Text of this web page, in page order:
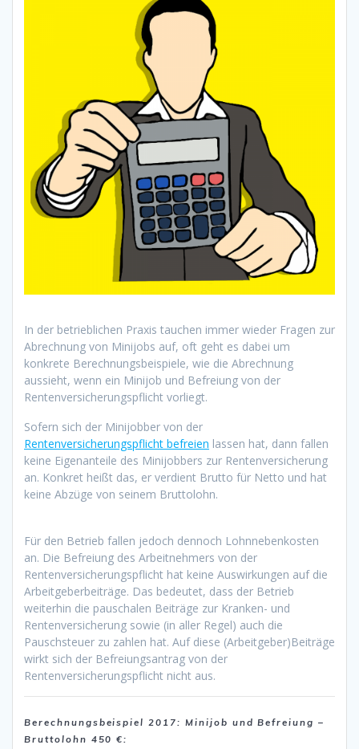
In der betrieblichen Praxis tauchen immer wieder Fragen zur
Abrechnung von Minijobs auf, oft geht es dabei um
konkrete Berechnungsbeispiele, wie die Abrechnung
aussieht, wenn ein Minijob und Befreiung von der
Rentenversicherungspflicht vorliegt.
Sofern sich der Minijobber von der
Rentenversicherungspflicht befreien lassen hat, dann fallen
keine Eigenanteile des Minijobbers zur Rentenversicherung
an. Konkret heißt das, er verdient Brutto für Netto und hat
keine Abzüge von seinem Bruttolohn.
Für den Betrieb fallen jedoch dennoch Lohnnebenkosten
an. Die Befreiung des Arbeitnehmers von der
Rentenversicherungspflicht hat keine Auswirkungen auf die
Arbeitgeberbeiträge. Das bedeutet, dass der Betrieb
weiterhin die pauschalen Beiträge zur Kranken- und
Rentenversicherung sowie (in aller Regel) auch die
Pauschsteuer zu zahlen hat. Auf diese (Arbeitgeber)Beiträge
wirkt sich der Befreiungsantrag von der
Rentenversicherungspflicht nicht aus.
Berechnungsbeispiel 2017: Minijob und Befreiung–
Bruttolohn 450 €: